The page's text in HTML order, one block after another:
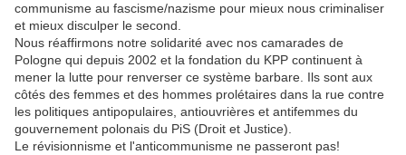
communisme au fascisme/nazisme pour mieux nous criminaliser
et mieux disculper le second.
Nous réaffirmons notre solidarité avec nos camarades de
Pologne qui depuis 2002 et la fondation du KPP continuent à
mener la lutte pour renverser ce système barbare. Ils sont aux
côtés des femmes et des hommes prolétaires dans la rue contre
les politiques antipopulaires, antiouvrières et antifemmes du
gouvernement polonais du PiS (Droit et Justice).
Le révisionnisme et l'anticommunisme ne passeront pas!